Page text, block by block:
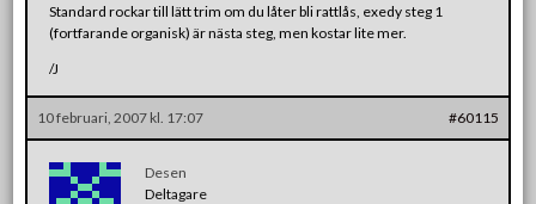
Standard rockar till lätt trim om du låter bli rattlås, exedy steg 1
(fortfarande organisk) är nästa steg, men kostar lite mer.
/J
10 februari, 2007 kl. 17:07 #60115
Desen
Deltagare